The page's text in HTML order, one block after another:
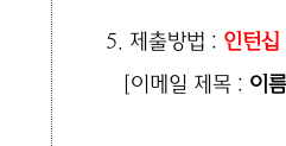
5. 제출방법 : 인턴
[이메일 제목 : 이